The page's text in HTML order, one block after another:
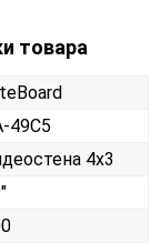
товара
49C5
4х3